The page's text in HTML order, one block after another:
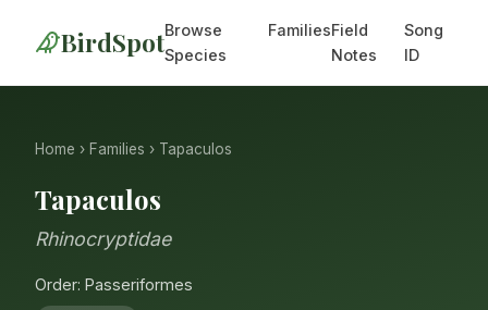
BirdSpotBrowse
Species
FamiliesField
Notes
Song
ID
Home › Families › Tapaculos
Tapaculos
Rhinocryptidae
Order: Passeriformes